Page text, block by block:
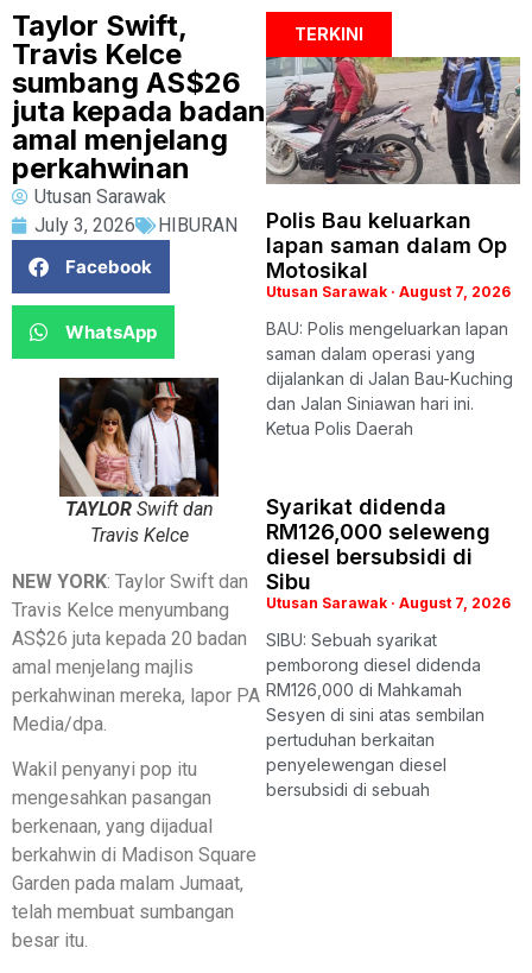
Taylor Swift,
Travis Kelce
sumbang AS$26
juta kepada badan
amal menjelang
perkahwinan
Utusan Sarawak
July 3, 2026
HIBURAN
Facebook
WhatsApp
TAYLOR Swift dan
Travis Kelce
NEW YORK: Taylor Swift dan
Travis Kelce menyumbang
AS$26 juta kepada 20 badan
amal menjelang majlis
perkahwinan mereka, lapor PA
Media/dpa.
Wakil penyanyi pop itu
mengesahkan pasangan
berkenaan, yang dijadual
berkahwin di Madison Square
Garden pada malam Jumaat,
telah membuat sumbangan
besar itu.
TERKINI
Polis Bau keluarkan
lapan saman dalam Op
Motosikal
Utusan Sarawak August 7, 2026
BAU: Polis mengeluarkan lapan
saman dalam operasi yang
dijalankan di Jalan Bau-Kuching
dan Jalan Siniawan hari ini.
Ketua Polis Daerah
Syarikat didenda
RM126,000 seleweng
diesel bersubsidi di
Sibu
Utusan Sarawak August 7, 2026
SIBU: Sebuah syarikat
pemborong diesel didenda
RM126,000 di Mahkamah
Sesyen di sini atas sembilan
pertuduhan berkaitan
penyelewengan diesel
bersubsidi di sebuah